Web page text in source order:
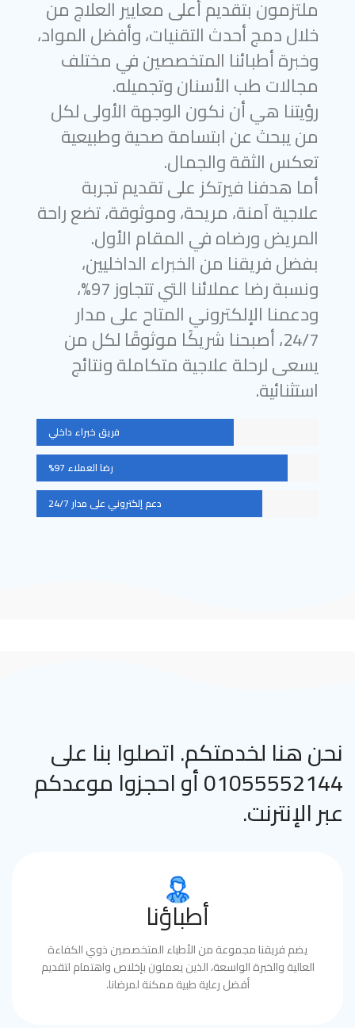
ملتزمون بتقديم أعلى معايير العلاج من
خلال دمج أحدث التقنيات، وأفضل المواد،
وخبرة أطبائنا المتخصصين في مختلف
مجالات طب الأسنان وتجميله.
رؤيتنا هي أن نكون الوجهة الأولى لكل
من يبحث عن ابتسامة صحية وطبيعية
تعكس الثقة والجمال.
أما هدفنا فيرتكز على تقديم تجربة
علاجية آمنة، مريحة، وموثوقة، تضع راحة
المريض ورضاه في المقام الأول.
بفضل فريقنا من الخبراء الداخليين،
ونسبة رضا عملائنا التي تتجاوز 97%،
ودعمنا الإلكتروني المتاح على مدار
24/7، أصبحنا شريكًا موثوقًا لكل من
يسعى لرحلة علاجية متكاملة ونتائج
استثنائية.
فريق خبراء داخلي
رضا العملاء 97%
دعم إلكتروني على مدار 24/7
نحن هنا لخدمتكم. اتصلوا بنا على
01055552144 أو احجزوا موعدكم
عبر الإنترنت.
أطباؤنا
يضم فريقنا مجموعة من الأطباء المتخصصين ذوي الكفاءة
العالية والخبرة الواسعة، الذين يعملون بإخلاص واهتمام لتقديم
أفضل رعاية طبية ممكنة لمرضانا.